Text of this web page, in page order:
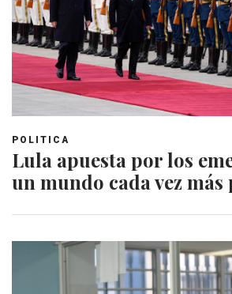
POLITICA
Lula apuesta por los
un mundo cada vez